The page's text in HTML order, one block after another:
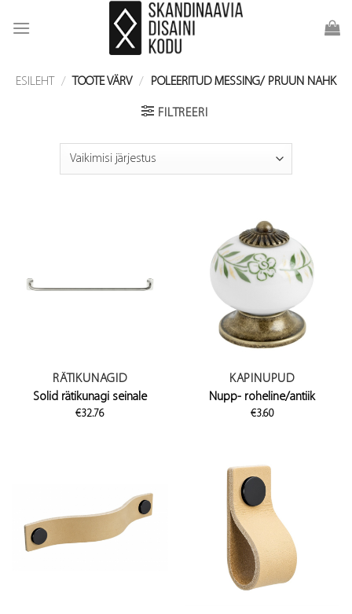
ESILEHT / TOOTE VÄRV / POLEERITUD MESSING/ PRUUN NAHK
FILTREERI
RÄTIKUNAGID
Solid rätikunagi seinale
€32.76
KAPINUPUD
Nupp- roheline/antiik
€3.60